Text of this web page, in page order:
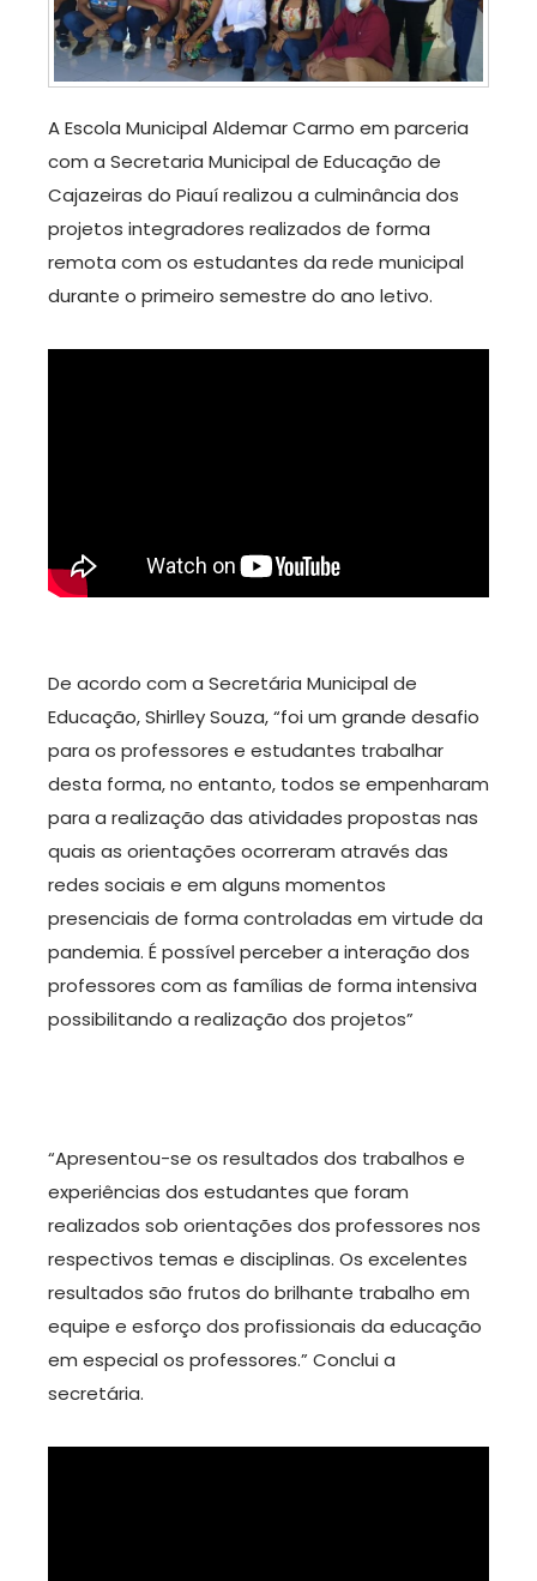
A Escola Municipal Aldemar Carmo em parceria
com a Secretaria Municipal de Educação de
Cajazeiras do Piauí realizou a culminância dos
projetos integradores realizados de forma
remota com os estudantes da rede municipal
durante o primeiro semestre do ano letivo.
De acordo com a Secretária Municipal de
Educação, Shirlley Souza, “foi um grande desafio
para os professores e estudantes trabalhar
desta forma, no entanto, todos se empenharam
para a realização das atividades propostas nas
quais as orientações ocorreram através das
redes sociais e em alguns momentos
presenciais de forma controladas em virtude da
pandemia. É possível perceber a interação dos
professores com as famílias de forma intensiva
possibilitando a realização dos projetos”
“Apresentou-se os resultados dos trabalhos e
experiências dos estudantes que foram
realizados sob orientações dos professores nos
respectivos temas e disciplinas. Os excelentes
resultados são frutos do brilhante trabalho em
equipe e esforço dos profissionais da educação
em especial os professores.” Conclui a
secretária.